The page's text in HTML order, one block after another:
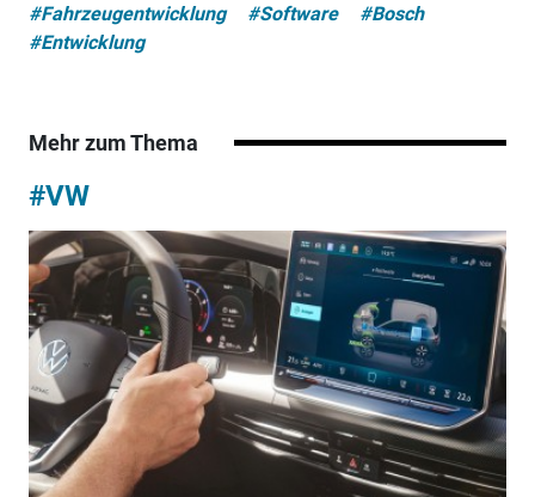
#Fahrzeugentwicklung
#Software
#Bosch
#Entwicklung
Mehr zum Thema
#VW